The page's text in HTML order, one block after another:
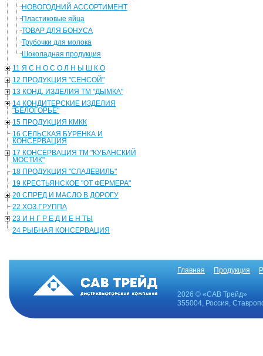
НОВОГОДНИЙ АССОРТИМЕНТ
Пластиковые яйца
ТОВАР ДЛЯ БОНУСА
Трубочки для молока
Шоколадная продукция
11 Я С Н О С О Л Н Ы Ш К О
12 ПРОДУКЦИЯ "СЕНСОЙ"
13 КОНД. ИЗДЕЛИЯ ТМ "ДЫМКА"
14 КОНДИТЕРСКИЕ ИЗДЕЛИЯ
"БЕЛОГОРЬЕ"
15 ПРОДУКЦИЯ КМКК
16 СЕЛЬСКАЯ БУРЕНКА И
КОНСЕРВАЦИЯ
17 КОНСЕРВАЦИЯ ТМ "КУБАНСКИЙ
МОСТИК"
18 ПРОДУКЦИЯ "СЛАДЕВИЛЬ"
19 КРЕСТЬЯНСКОЕ "ОТ ФЕРМЕРА"
20 СПРЕД И МАСЛО В ДОРОГУ
22 ХОЗ.ГРУППА
23 И Н Г Р Е Д И Е Н ТЫ
24 РЫБНАЯ КОНСЕРВАЦИЯ
Главная Продукция
2026 © «САВ Трейд»
355004, Россия,